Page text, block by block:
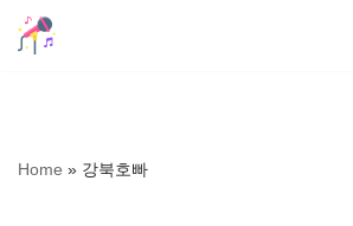
로
Home » 강북호빠